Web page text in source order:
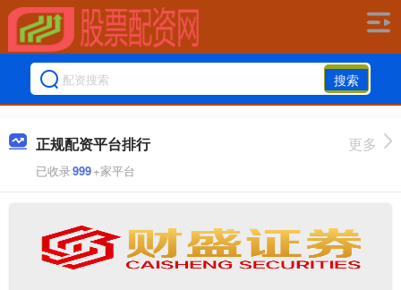
搜索
正规配资平台排行
已收录999+家平台
更多